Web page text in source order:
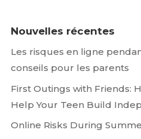
Nouvelles récentes
Les risques en ligne
conseils pour les parents
First Outings with Friends:
Help Your Teen Build
Online Risks During